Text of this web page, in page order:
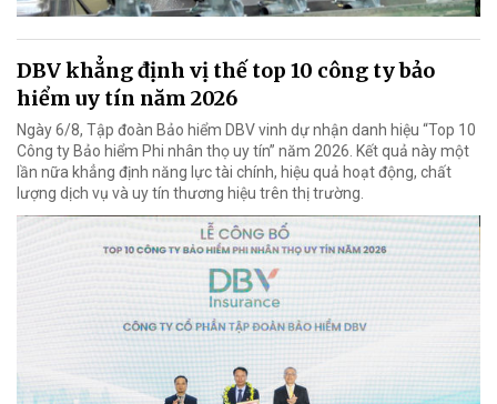
DBV khẳng định vị thế top 10 công ty bảo
hiểm uy tín năm 2026
Ngày 6/8, Tập đoàn Bảo hiểm DBV vinh dự nhận danh hiệu “Top 10
Công ty Bảo hiểm Phi nhân thọ uy tín” năm 2026. Kết quả này một
lần nữa khẳng định năng lực tài chính, hiệu quả hoạt động, chất
lượng dịch vụ và uy tín thương hiệu trên thị trường.